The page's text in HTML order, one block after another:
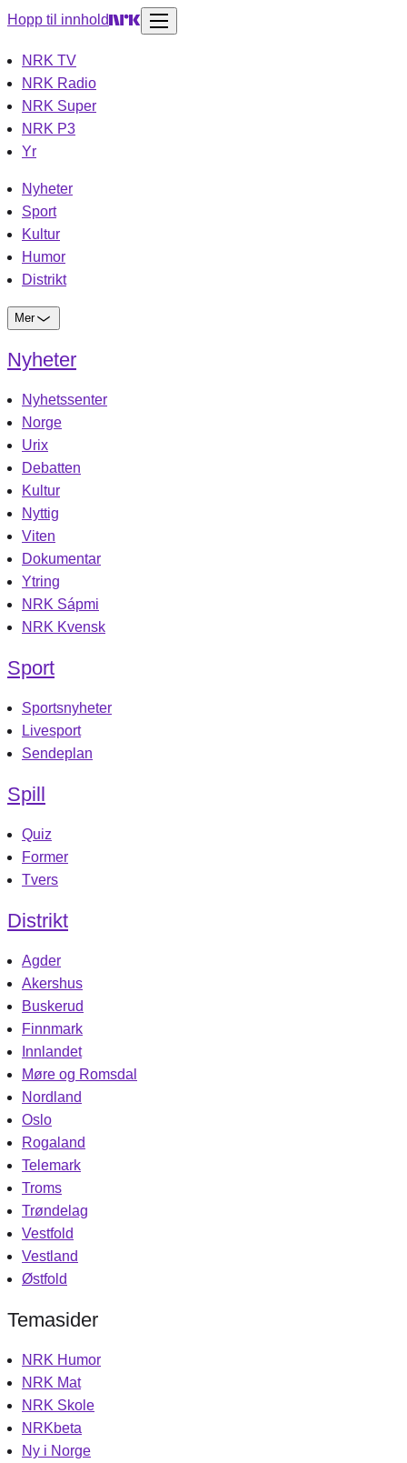
Hopp til innhold
NRK TV
NRK Radio
NRK Super
NRK P3
Yr
Nyheter
Sport
Kultur
Humor
Distrikt
Mer
Nyheter
Nyhetssenter
Norge
Urix
Debatten
Kultur
Nyttig
Viten
Dokumentar
Ytring
NRK Sápmi
NRK Kvensk
Sport
Sportsnyheter
Livesport
Sendeplan
Spill
Quiz
Former
Tvers
Distrikt
Agder
Akershus
Buskerud
Finnmark
Innlandet
Møre og Romsdal
Nordland
Oslo
Rogaland
Telemark
Troms
Trøndelag
Vestfold
Vestland
Østfold
Temasider
NRK Humor
NRK Mat
NRK Skole
NRKbeta
Ny i Norge